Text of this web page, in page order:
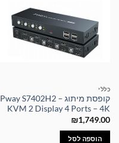
כללי
קופסת מיתוג – Pway S7402H2
KVM 2 Display 4 Ports – 4K
₪1,749.00
הוספה לסל